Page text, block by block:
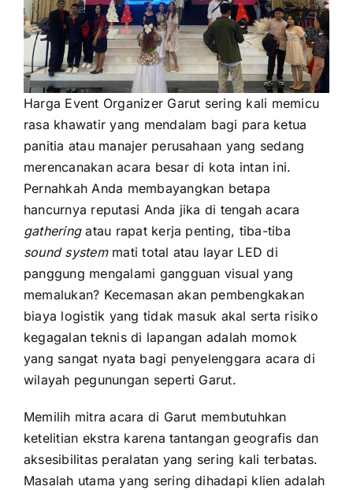
Harga Event Organizer Garut sering kali memicu
rasa khawatir yang mendalam bagi para ketua
panitia atau manajer perusahaan yang sedang
merencanakan acara besar di kota intan ini.
Pernahkah Anda membayangkan betapa
hancurnya reputasi Anda jika di tengah acara
gatheringatau rapat kerja penting, tiba-tiba
sound systemmati total atau layar LED di
panggung mengalami gangguan visual yang
memalukan? Kecemasan akan pembengkakan
biaya logistik yang tidak masuk akal serta risiko
kegagalan teknis di lapangan adalah momok
yang sangat nyata bagi penyelenggara acara di
wilayah pegunungan seperti Garut.
Memilih mitra acara di Garut membutuhkan
ketelitian ekstra karena tantangan geografis dan
aksesibilitas peralatan yang sering kali terbatas.
Masalah utama yang sering dihadapi klien adalah